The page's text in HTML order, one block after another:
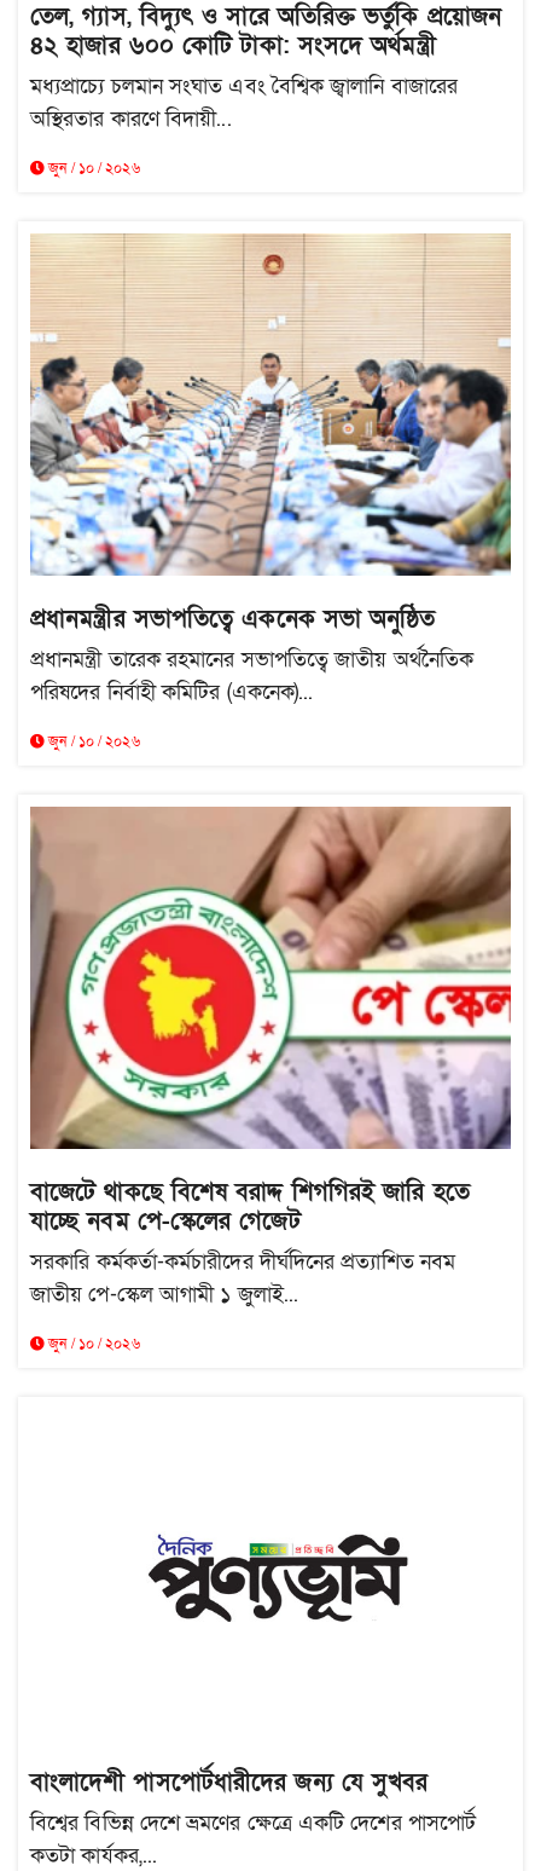
তেল, গ্যাস, বিদ্যুৎ ও সারে অতিরিক্ত ভর্তুকি প্রয়োজন
৪২ হাজার ৬০০ কোটি টাকা: সংসদে অর্থমন্ত্রী
মধ্যপ্রাচ্যে চলমান সংঘাত এবং বৈশ্বিক জ্বালানি বাজারের
অস্থিরতার কারণে বিদায়ী...
জুন / ১০ / ২০২৬
প্রধানমন্ত্রীর সভাপতিত্বে একনেক সভা অনুষ্ঠিত
প্রধানমন্ত্রী তারেক রহমানের সভাপতিত্বে জাতীয় অর্থনৈতিক
পরিষদের নির্বাহী কমিটির (একনেক)...
জুন / ১০ / ২০২৬
বাজেটে থাকছে বিশেষ বরাদ্দ শিগগিরই জারি হতে
যাচ্ছে নবম পে-স্কেলের গেজেট
সরকারি কর্মকর্তা-কর্মচারীদের দীর্ঘদিনের প্রত্যাশিত নবম
জাতীয় পে-স্কেল আগামী ১ জুলাই...
জুন / ১০ / ২০২৬
বাংলাদেশী পাসপোর্টধারীদের জন্য যে সুখবর
বিশ্বের বিভিন্ন দেশে ভ্রমণের ক্ষেত্রে একটি দেশের পাসপোর্ট
কতটা কার্যকর,...